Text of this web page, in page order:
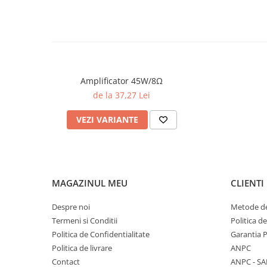
Amplificator 45W/8Ω
de la 37,27 Lei
VEZI VARIANTE
MAGAZINUL MEU
Despre noi
Termeni si Conditii
Politica de Confidentialitate
Politica de livrare
Contact
CLIENTI
Metode
Politica
Garantia
ANPC
ANPC - SAL